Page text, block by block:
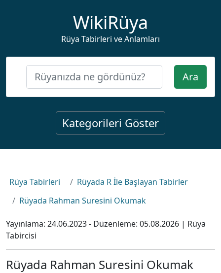
WikiRüya
Rüya Tabirleri ve Anlamları
Ara
Kategorileri Göster
Rüya Tabirleri
Rüyada R İle Başlayan Tabirler
Rüyada Rahman Suresini Okumak
Yayınlama: 24.06.2023- Düzenleme: 05.08.2026 | Rüya
Tabircisi
Rüyada Rahman Suresini Okumak